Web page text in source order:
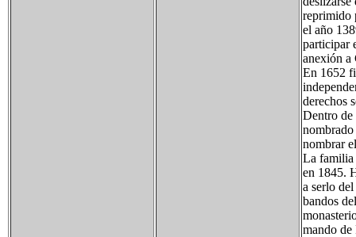
reprimido
el año
participar
anexión a
En 1652
derechos
Dentro de
nombrar
La familia
en 1845.
a serlo
bandos
mando